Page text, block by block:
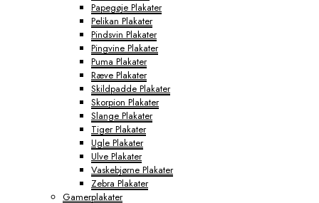
Papegøje Plakater
Pelikan Plakater
Pindsvin Plakater
Pingvine Plakater
Puma Plakater
Ræve Plakater
Skildpadde Plakater
Skorpion Plakater
Slange Plakater
Tiger Plakater
Ugle Plakater
Ulve Plakater
Vaskebjørne Plakater
Zebra Plakater
Gamerplakater